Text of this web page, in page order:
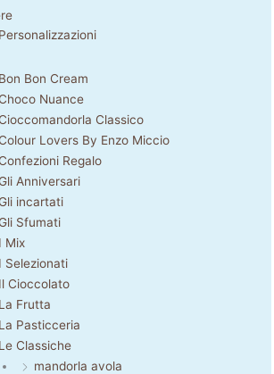
Personalizzazioni
Bon Bon Cream
Nuance
Classico
Lovers By Enzo Miccio
Regalo
Anniversari
incartati
Sfumati
I Mix
I Selezionati
Il Cioccolato
La Frutta
La Pasticceria
Le Classiche
mandorla avola